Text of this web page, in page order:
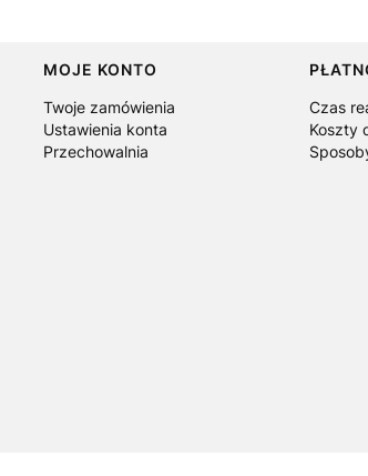
MOJE KONTO
Twoje zamówienia
Ustawienia konta
Przechowalnia
Czas
Koszty